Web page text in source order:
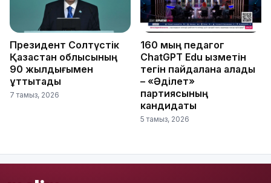
Президент Солтүстік
Қазақстан облысының
90 жылдығымен
құттықтады
7 тамыз, 2026
160 мың педагог
ChatGPT Edu қызметін
тегін пайдалана алады
– «Әділет»
партиясының
кандидаты
5 тамыз, 2026